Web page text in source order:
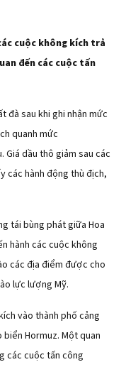
cuộc không kích trả
đến các cuộc tấn
đà sau khi ghi nhận mức
quanh mức
Giá dầu thô giảm sau các
các hành động thù địch,
tái bùng phát giữa Hoa
hành các cuộc không
các địa điểm được cho
lực lượng Mỹ.
vào thành phố cảng
Hormuz. Một quan
các cuộc tấn công